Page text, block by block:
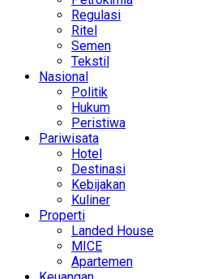
Regulasi
Ritel
Semen
Tekstil
Nasional
Politik
Hukum
Peristiwa
Pariwisata
Hotel
Destinasi
Kebijakan
Kuliner
Properti
Landed House
MICE
Apartemen